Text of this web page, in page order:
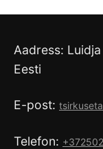
Aadress:
Eesti
E-post:
Telefon: